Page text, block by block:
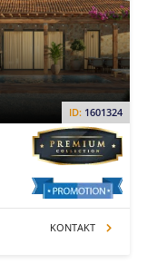
ID: 1601324
KONTAKT